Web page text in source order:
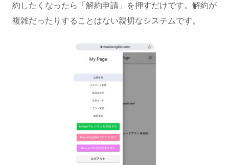
約したくなったら「解約申請」を押すだけです。解約が
複雑だったりすることはない親切なシステムです。